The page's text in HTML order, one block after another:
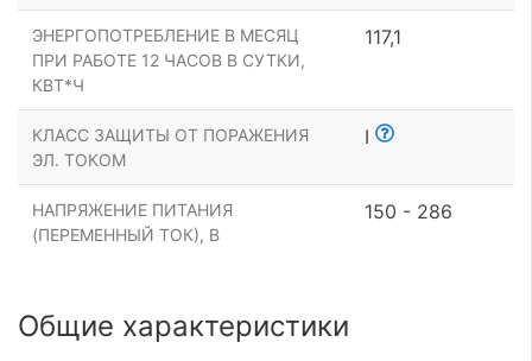
ЭНЕРГОПОТРЕБЛЕНИЕ В МЕСЯЦ
ПРИ РАБОТЕ 12 ЧАСОВ В СУТКИ,
КВТ*Ч
117,1
КЛАСС ЗАЩИТЫ ОТ ПОРАЖЕНИЯ
ЭЛ. ТОКОМ
I
НАПРЯЖЕНИЕ ПИТАНИЯ
(ПЕРЕМЕННЫЙ ТОК), В
150 - 286
Общие характеристики